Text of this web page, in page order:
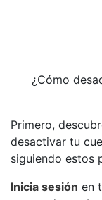
¿Cómo
Primero,
desactivar tu
siguiendo estos
Inicia sesión en